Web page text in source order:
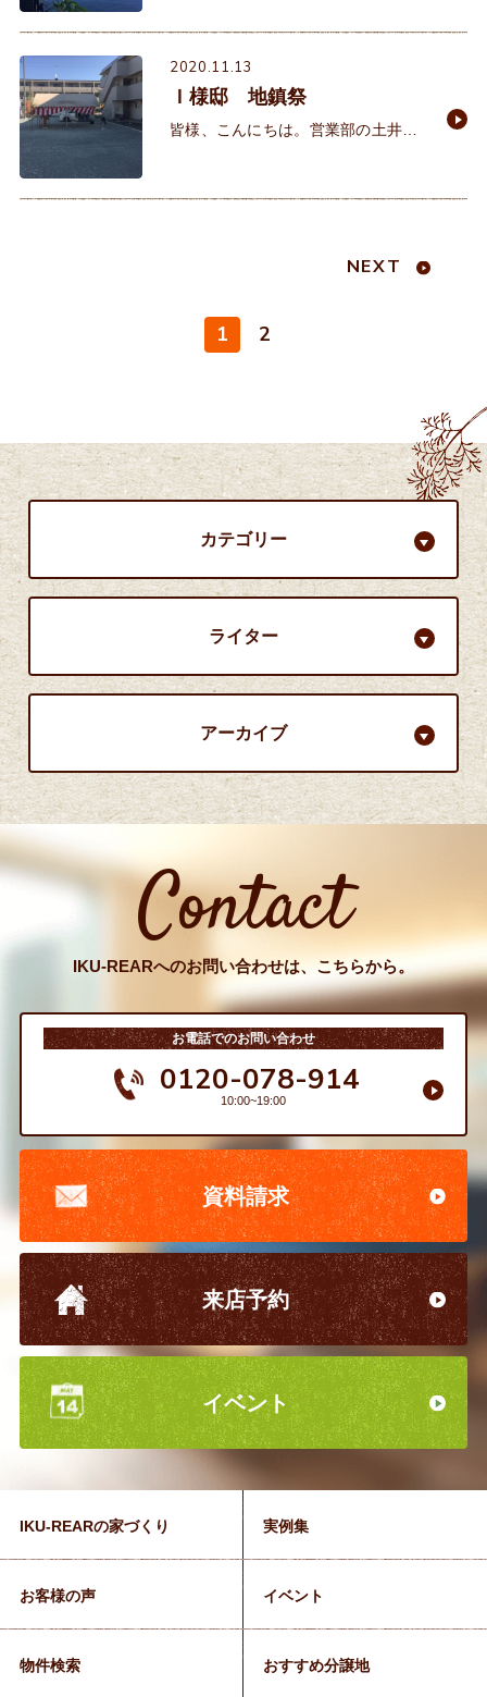
しょうか。 イクリアではこの時
2020.11.13
Ｉ様邸 地鎮祭
皆様、こんにちは。営業部の土井で
下さいませ！ さて先日Ｉ様邸の地鎮
1 2
NEXT
カテゴリー
ライター
アーカイブ
Contact
IKU-REARへのお問い合わせは、こちらから。
お電話でのお問い合わせ
0120-078-914
10:00~19:00
資料請求
来店予約
イベント
IKU-REARの家づくり 実例集
お客様の声 イベント
物件検索 おすすめ分譲地